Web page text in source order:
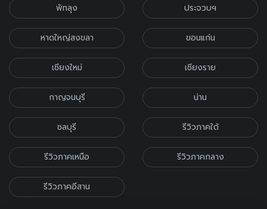
พัทลุง ประจวบฯ
หาดใหญ่สงขลา ขอนแก่น
เชียงใหม่ เชียงราย
กาญจนบุรี น่าน
ชลบุรี รีวิวภาคใต้
รีวิวภาคเหนือ รีวิวภาคกลาง
รีวิวภาคอีสาน